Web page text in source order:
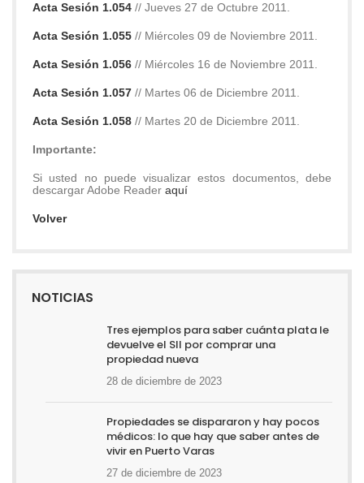
Acta Sesión 1.054 // Jueves 27 de Octubre 2011.
Acta Sesión 1.055 // Miércoles 09 de Noviembre 2011.
Acta Sesión 1.056 // Miércoles 16 de Noviembre 2011.
Acta Sesión 1.057 // Martes 06 de Diciembre 2011.
Acta Sesión 1.058 // Martes 20 de Diciembre 2011.
Importante:
Si usted no puede visualizar estos documentos, debe
descargar Adobe Reader aquí
Volver
NOTICIAS
Tres ejemplos para saber cuánta plata le
devuelve el SII por comprar una
propiedad nueva
28 de diciembre de 2023
Propiedades se dispararon y hay pocos
médicos: lo que hay que saber antes de
vivir en Puerto Varas
27 de diciembre de 2023